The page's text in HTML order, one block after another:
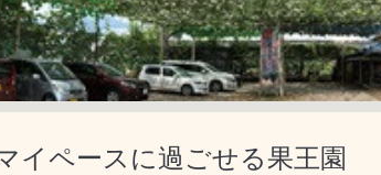
イペースに過ごせる果王園